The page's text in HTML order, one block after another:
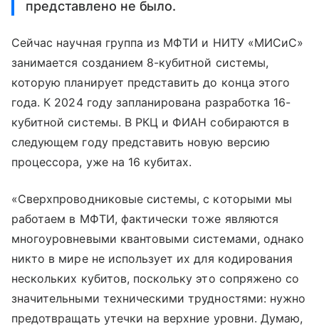
представлено не было.
Сейчас научная группа из МФТИ и НИТУ «МИСиС»
занимается созданием 8-кубитной системы,
которую планирует представить до конца этого
года. К 2024 году запланирована разработка 16-
кубитной системы. В РКЦ и ФИАН собираются в
следующем году представить новую версию
процессора, уже на 16 кубитах.
«Сверхпроводниковые системы, с которыми мы
работаем в МФТИ, фактически тоже являются
многоуровневыми квантовыми системами, однако
никто в мире не использует их для кодирования
нескольких кубитов, поскольку это сопряжено со
значительными техническими трудностями: нужно
предотвращать утечки на верхние уровни. Думаю,